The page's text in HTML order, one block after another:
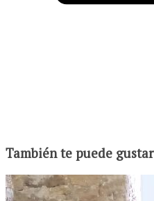
También te puede gustar